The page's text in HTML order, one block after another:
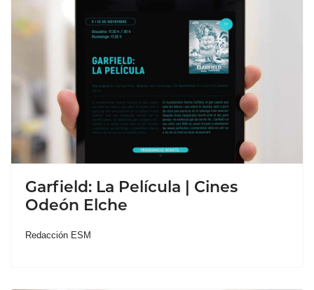
Garfield: La Película | Cines
Odeón Elche
Redacción ESM